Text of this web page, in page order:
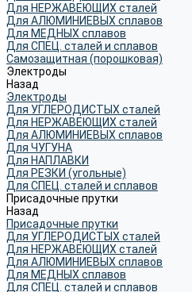
Для НЕРЖАВЕЮЩИХ сталей
Для АЛЮМИНИЕВЫХ сплавов
Для МЕДНЫХ сплавов
Для СПЕЦ. сталей и сплавов
Самозащитная (порошковая)
Электроды
Назад
Электроды
Для УГЛЕРОДИСТЫХ сталей
Для НЕРЖАВЕЮЩИХ сталей
Для АЛЮМИНИЕВЫХ сплавов
Для ЧУГУНА
Для НАПЛАВКИ
Для РЕЗКИ (угольные)
Для СПЕЦ. сталей и сплавов
Присадочные прутки
Назад
Присадочные прутки
Для УГЛЕРОДИСТЫХ сталей
Для НЕРЖАВЕЮЩИХ сталей
Для АЛЮМИНИЕВЫХ сплавов
Для МЕДНЫХ сплавов
Для СПЕЦ. сталей и сплавов